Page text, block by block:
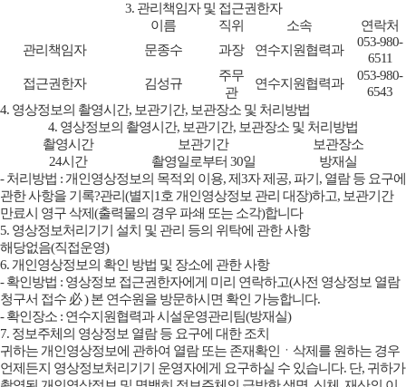
3. 관리책임자 및 접근권한자
이름
직위 소속
연락처
관리책임자
문종수 과장 연수지원협력과
053-980-
6511
접근권한자
김성규
주무
관
연수지원협력과
053-980-
6543
4. 영상정보의 촬영시간, 보관기간, 보관장소 및 처리방법
4. 영상정보의 촬영시간, 보관기간, 보관장소 및 처리방법
촬영시간
보관기간
보관장소
24시간
촬영일로부터 30일
방재실
- 처리방법 : 개인영상정보의 목적외 이용, 제3자 제공, 파기, 열람 등 요구에
관한 사항을 기록?관리(별지1호 개인영상정보 관리 대장)하고, 보관기간
만료시 영구 삭제(출력물의 경우 파쇄 또는 소각)합니다
5. 영상정보처리기기 설치 및 관리 등의 위탁에 관한 사항
해당없음(직접운영)
6. 개인영상정보의 확인 방법 및 장소에 관한 사항
- 확인방법 : 영상정보 접근권한자에게 미리 연락하고(사전 영상정보 열람
청구서 접수 必 ) 본 연수원을 방문하시면 확인 가능합니다.
- 확인장소 : 연수지원협력과 시설운영관리팀(방재실)
7. 정보주체의 영상정보 열람 등 요구에 대한 조치
귀하는 개인영상정보에 관하여 열람 또는 존재확인ㆍ삭제를 원하는 경우
언제든지 영상정보처리기기 운영자에게 요구하실 수 있습니다. 단, 귀하가